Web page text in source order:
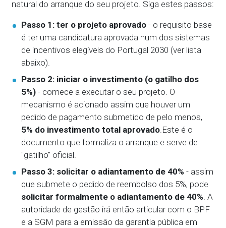
natural do arranque do seu projeto. Siga estes passos:
Passo 1: ter o projeto aprovado - o requisito base
é ter uma candidatura aprovada num dos sistemas
de incentivos elegíveis do Portugal 2030 (ver lista
abaixo).
Passo 2: iniciar o investimento (o gatilho dos
5%) - comece a executar o seu projeto. O
mecanismo é acionado assim que houver um
pedido de pagamento submetido de pelo menos,
5% do investimento total aprovado.Este é o
documento que formaliza o arranque e serve de
"gatilho" oficial.
Passo 3: solicitar o adiantamento de 40% - assim
que submete o pedido de reembolso dos 5%, pode
solicitar formalmente o adiantamento de 40%. A
autoridade de gestão irá então articular com o BPF
e a SGM para a emissão da garantia pública em